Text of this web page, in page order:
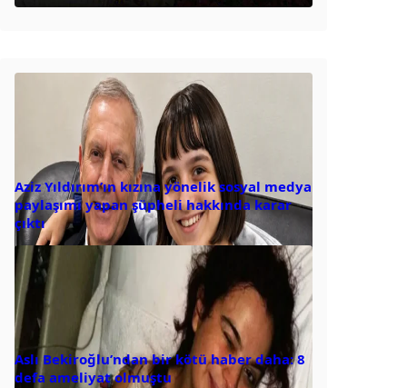
Aziz Yıldırım’ın kızına yönelik sosyal medya
paylaşımı yapan şüpheli hakkında karar
çıktı
Aslı Bekiroğlu’ndan bir kötü haber daha: 8
defa ameliyat olmuştu